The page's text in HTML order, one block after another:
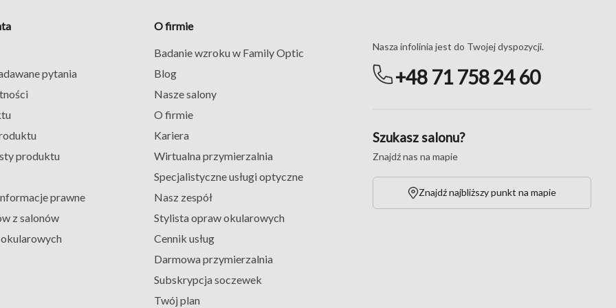
pytania
produktu
prawne
z salonów
O firmie
Badanie wzroku w Family Optic
Blog
Nasze salony
O firmie
Kariera
Wirtualna przymierzalnia
Specjalistyczne usługi optyczne
Nasz zespół
Stylista opraw okularowych
Cennik usług
Darmowa przymierzalnia
Subskrypcja soczewek
Twój plan
Nasza infolinia jest do Twojej dyspozycji.
+48 71 758 24 60
Szukasz salonu?
Znajdź nas na mapie
Znajdź najbliższy punkt na mapie